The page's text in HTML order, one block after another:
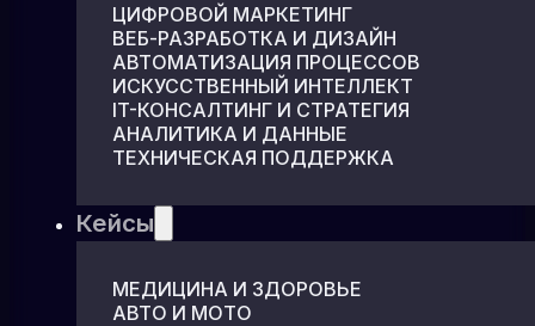
ЦИФРОВОЙ МАРКЕТИНГ
ВЕБ-РАЗРАБОТКА И ДИЗАЙН
АВТОМАТИЗАЦИЯ ПРОЦЕССОВ
ИСКУССТВЕННЫЙ ИНТЕЛЛЕКТ
IT-КОНСАЛТИНГ И СТРАТЕГИЯ
АНАЛИТИКА И ДАННЫЕ
ТЕХНИЧЕСКАЯ ПОДДЕРЖКА
Кейсы
МЕДИЦИНА И ЗДОРОВЬЕ
АВТО И МОТО